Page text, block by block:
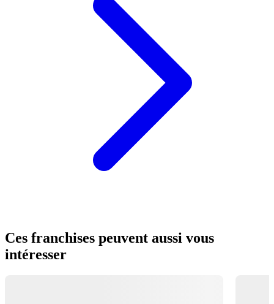
Ces franchises peuvent aussi vous
intéresser